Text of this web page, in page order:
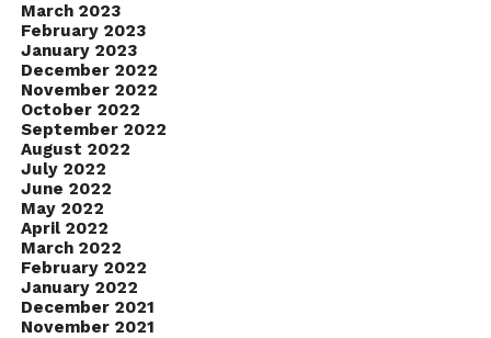
March 2023
February 2023
January 2023
December 2022
November 2022
October 2022
September 2022
August 2022
July 2022
June 2022
May 2022
April 2022
March 2022
February 2022
January 2022
December 2021
November 2021